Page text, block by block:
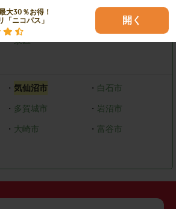
大30％お得！
「ニコパス」
開く
・宮城野区
・泉区
・ 気仙沼市 ・ 白石市
・ 多賀城市 ・ 岩沼市
・ 大崎市 ・ 富谷市